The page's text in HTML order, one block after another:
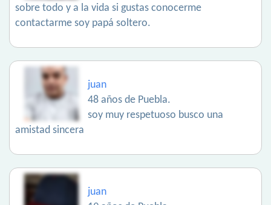
sobre todo y a la vida si gustas conocerme
contactarme soy papá soltero.
juan
48 años de Puebla.
soy muy respetuoso busco una
amistad sincera
juan